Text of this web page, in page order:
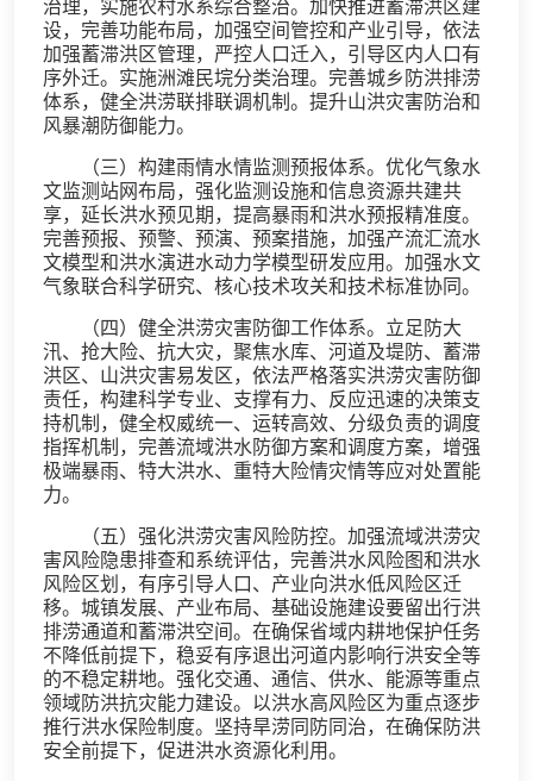
治理，实施农村水系综合整治。加快推进蓄滞洪区建
设，完善功能布局，加强空间管控和产业引导，依法
加强蓄滞洪区管理，严控人口迁入，引导区内人口有
序外迁。实施洲滩民垸分类治理。完善城乡防洪排涝
体系，健全洪涝联排联调机制。提升山洪灾害防治和
风暴潮防御能力。
（三）构建雨情水情监测预报体系。优化气象水
文监测站网布局，强化监测设施和信息资源共建共
享，延长洪水预见期，提高暴雨和洪水预报精准度。
完善预报、预警、预演、预案措施，加强产流汇流水
文模型和洪水演进水动力学模型研发应用。加强水文
气象联合科学研究、核心技术攻关和技术标准协同。
（四）健全洪涝灾害防御工作体系。立足防大
汛、抢大险、抗大灾，聚焦水库、河道及堤防、蓄滞
洪区、山洪灾害易发区，依法严格落实洪涝灾害防御
责任，构建科学专业、支撑有力、反应迅速的决策支
持机制，健全权威统一、运转高效、分级负责的调度
指挥机制，完善流域洪水防御方案和调度方案，增强
极端暴雨、特大洪水、重特大险情灾情等应对处置能
力。
（五）强化洪涝灾害风险防控。加强流域洪涝灾
害风险隐患排查和系统评估，完善洪水风险图和洪水
风险区划，有序引导人口、产业向洪水低风险区迁
移。城镇发展、产业布局、基础设施建设要留出行洪
排涝通道和蓄滞洪空间。在确保省域内耕地保护任务
不降低前提下，稳妥有序退出河道内影响行洪安全等
的不稳定耕地。强化交通、通信、供水、能源等重点
领域防洪抗灾能力建设。以洪水高风险区为重点逐步
推行洪水保险制度。坚持旱涝同防同治，在确保防洪
安全前提下，促进洪水资源化利用。